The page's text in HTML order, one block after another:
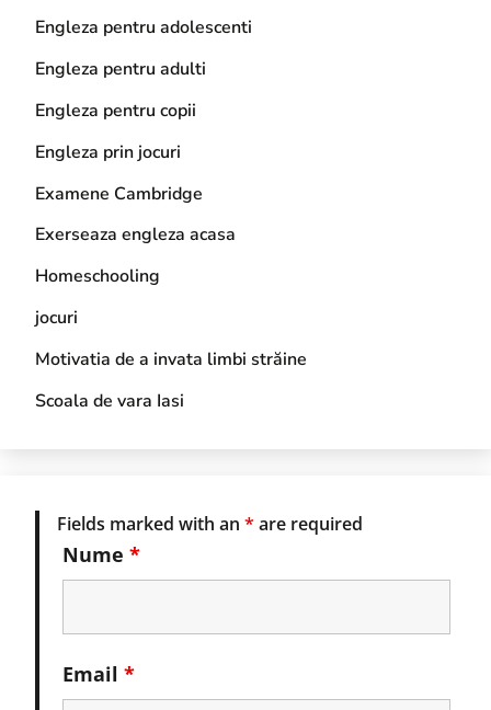
Engleza pentru adolescenti
Engleza pentru adulti
Engleza pentru copii
Engleza prin jocuri
Examene Cambridge
Exerseaza engleza acasa
Homeschooling
jocuri
Motivatia de a invata limbi străine
Scoala de vara Iasi
Fields marked with an * are required
Nume *
Email *